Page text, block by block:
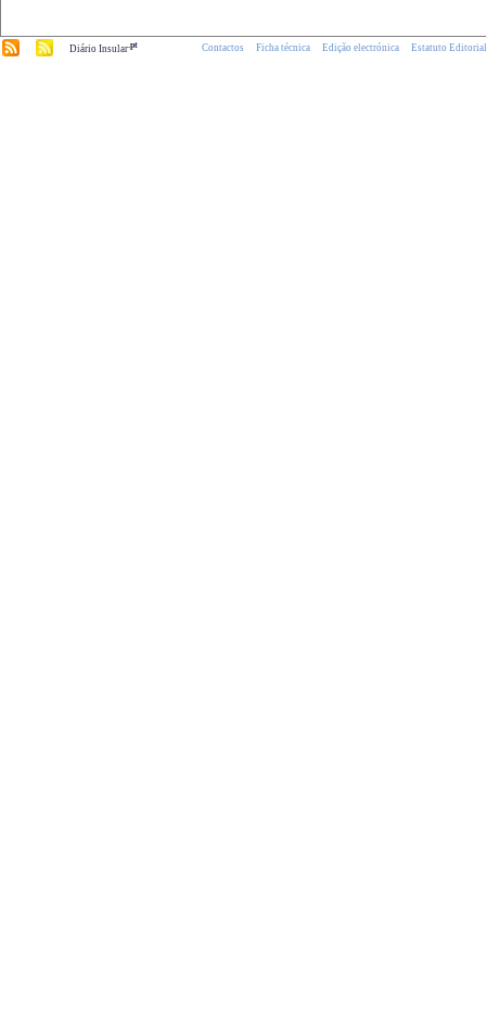
Diário Insular.pt Contactos Ficha técnica Edição electrónica Estatuto Editorial